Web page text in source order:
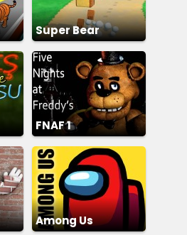
Super Bear
Adventure
FNAF 1
Among Us